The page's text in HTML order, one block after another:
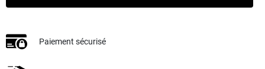
Paiement sécurisé